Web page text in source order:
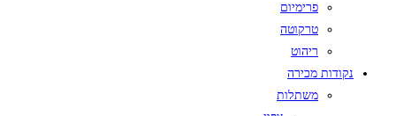
פרימיום
טרקוטה
ריהוט
נקודות מכירה
משתלות